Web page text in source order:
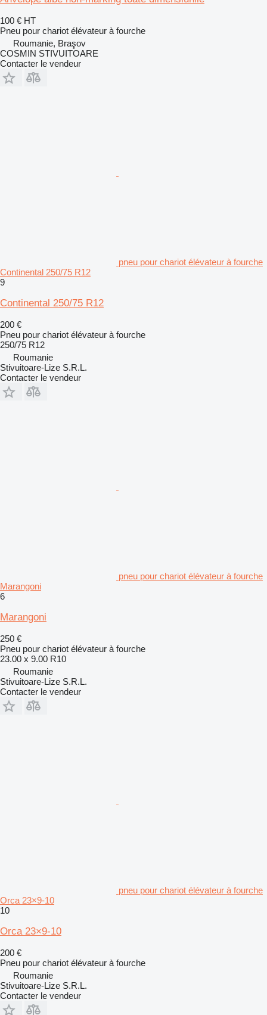
100 € HT
Pneu pour chariot élévateur à fourche
Roumanie, Braşov
COSMIN STIVUITOARE
Contacter le vendeur
pneu pour chariot élévateur à fourche
Continental 250/75 R12
9
Continental 250/75 R12
200 €
Pneu pour chariot élévateur à fourche
250/75 R12
Roumanie
Stivuitoare-Lize S.R.L.
Contacter le vendeur
pneu pour chariot élévateur à fourche
Marangoni
6
Marangoni
250 €
Pneu pour chariot élévateur à fourche
23.00 x 9.00 R10
Roumanie
Stivuitoare-Lize S.R.L.
Contacter le vendeur
pneu pour chariot élévateur à fourche
Orca 23×9-10
10
Orca 23×9-10
200 €
Pneu pour chariot élévateur à fourche
Roumanie
Stivuitoare-Lize S.R.L.
Contacter le vendeur